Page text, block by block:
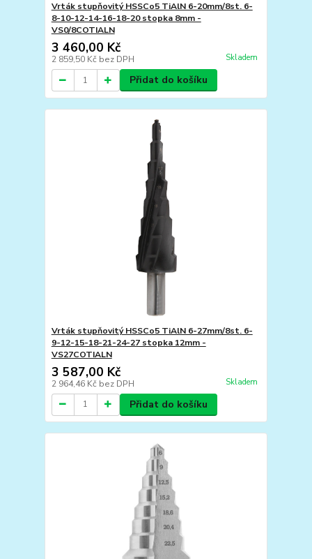
Vrták stupňovitý HSSCo5 TiAlN 6-20mm/8st. 6-
8-10-12-14-16-18-20 stopka 8mm -
VS0/8COTIALN
3 460,00 Kč
2 859,50 Kč bez DPH Skladem
Přidat do košíku
Vrták stupňovitý HSSCo5 TiAlN 6-27mm/8st. 6-
9-12-15-18-21-24-27 stopka 12mm -
VS27COTIALN
3 587,00 Kč
2 964,46 Kč bez DPH Skladem
Přidat do košíku